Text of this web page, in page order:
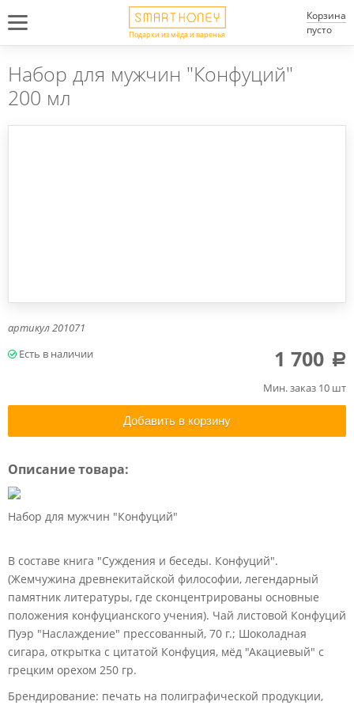
Подарки из мёда и варенья
Корзина
пусто
Набор для мужчин "Конфуций"
200 мл
артикул201071
Мин. заказ 10 шт
1 700 a
Добавить в корзину
Описание товара:
Набор для мужчин "Конфуций"
В составе книга "Суждения и беседы. Конфуций".
(Жемчужина древнекитайской философии, легендарный
памятник литературы, где сконцентрированы основные
положения конфуцианского учения). Чай листовой Конфуций
Пуэр "Наслаждение" прессованный, 70 г.; Шоколадная
сигара, открытка с цитатой Конфуция, мёд "Акациевый" с
грецким орехом 250 гр.
Брендирование: печать на полиграфической продукции,